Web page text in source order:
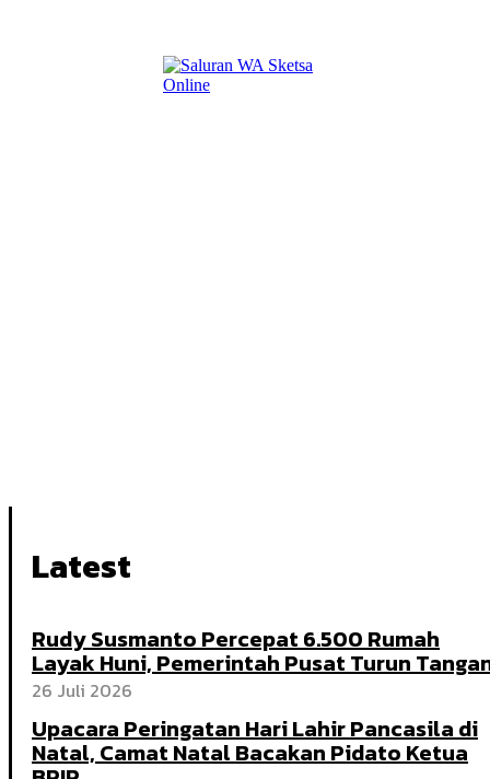
Latest
Rudy Susmanto Percepat 6.500 Rumah
Layak Huni, Pemerintah Pusat Turun
26 Juli 2026
Upacara Peringatan Hari Lahir Pancasila di
Natal, Camat Natal Bacakan Pidato Ketua